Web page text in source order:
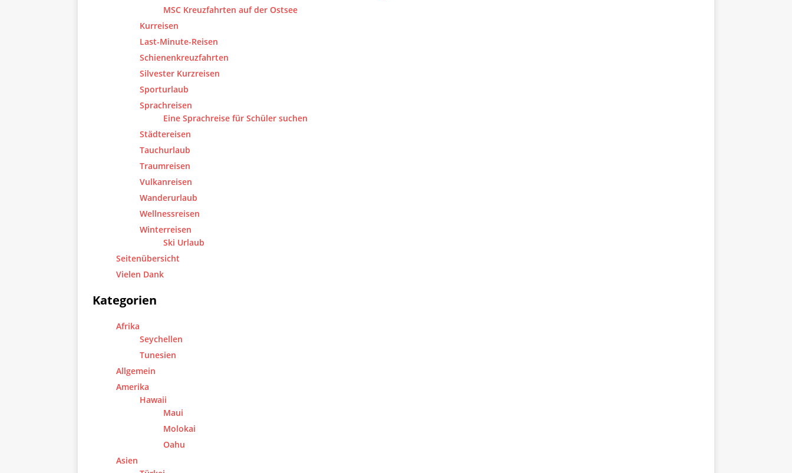
MSC Kreuzfahrten auf der Ostsee
Kurreisen
Last-Minute-Reisen
Schienenkreuzfahrten
Silvester Kurzreisen
Sporturlaub
Sprachreisen
Eine Sprachreise für Schüler suchen
Städtereisen
Tauchurlaub
Traumreisen
Vulkanreisen
Wanderurlaub
Wellnessreisen
Winterreisen
Ski Urlaub
Seitenübersicht
Vielen Dank
Kategorien
Afrika
Seychellen
Tunesien
Allgemein
Amerika
Hawaii
Maui
Molokai
Oahu
Asien